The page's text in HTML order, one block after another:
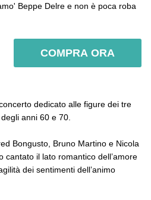
Beppe Delre e non è poca roba
COMPRA ORA
dedicato alle figure dei tre
anni 60 e 70.
Bongusto, Bruno Martino e Nicola
cantato il lato romantico dell’amore
dei sentimenti dell’animo